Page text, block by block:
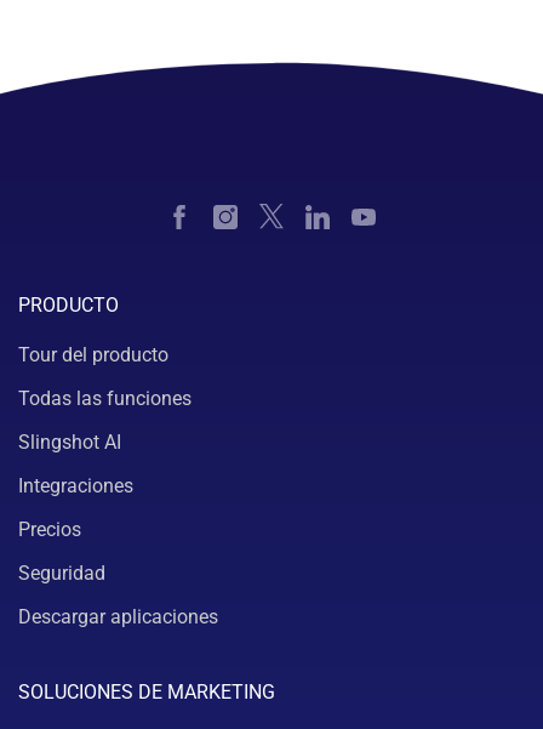
PRODUCTO
Tour del producto
Todas las funciones
Slingshot AI
Integraciones
Precios
Seguridad
Descargar aplicaciones
SOLUCIONES DE MARKETING